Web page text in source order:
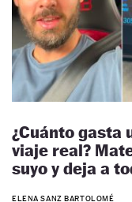
¿Cuánto gasta
viaje real?
suyo y deja a
ELENA SANZ BARTOLOMÉ